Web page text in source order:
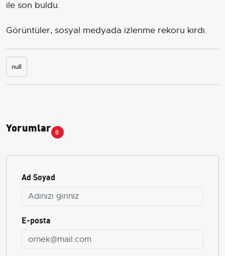
ile son buldu.
Görüntüler, sosyal medyada izlenme rekoru kırdı.
null
Yorumlar 0
Ad Soyad
E-posta